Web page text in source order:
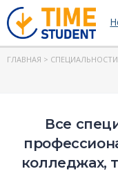
ГЛАВНАЯ >
Все
колледжах,